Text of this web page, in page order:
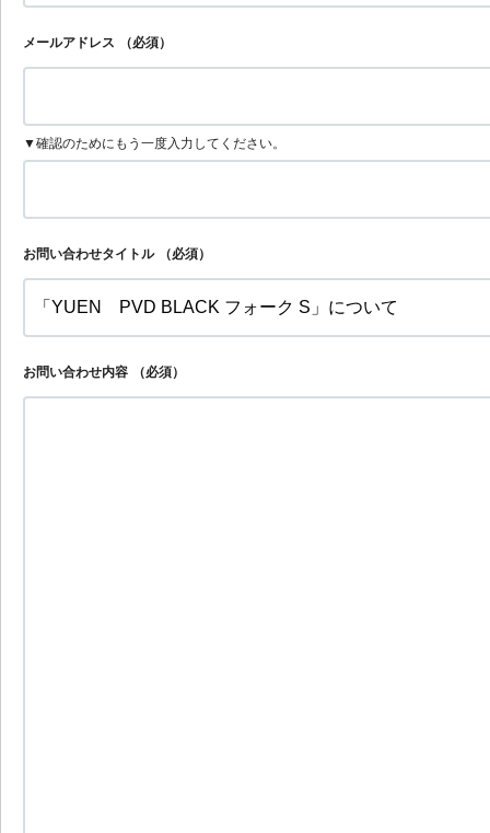
メールアドレス （必須）
▼確認のためにもう一度入力してください。
お問い合わせタイトル （必須）
お問い合わせ内容 （必須）